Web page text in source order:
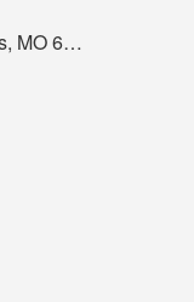
63131